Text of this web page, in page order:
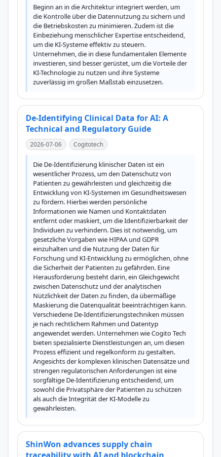
Beginn an in die Architektur integriert werden, um
die Kontrolle über die Datennutzung zu sichern und
die Betriebskosten zu minimieren. Zudem ist die
Einbeziehung menschlicher Expertise entscheidend,
um die KI-Systeme effektiv zu steuern.
Unternehmen, die in diese fundamentalen Elemente
investieren, sind besser gerüstet, um die Vorteile der
KI-Technologie zu nutzen und ihre Systeme
zuverlässig im großen Maßstab einzusetzen.
De-Identifying Clinical Data for AI: A
Technical and Regulatory Guide
2026-07-06 Cogitotech
Die De-Identifizierung klinischer Daten ist ein
wesentlicher Prozess, um den Datenschutz von
Patienten zu gewährleisten und gleichzeitig die
Entwicklung von KI-Systemen im Gesundheitswesen
zu fördern. Hierbei werden persönliche
Informationen wie Namen und Kontaktdaten
entfernt oder maskiert, um die Identifizierbarkeit der
Individuen zu verhindern. Dies ist notwendig, um
gesetzliche Vorgaben wie HIPAA und GDPR
einzuhalten und die Nutzung der Daten für
Forschung und KI-Entwicklung zu ermöglichen, ohne
die Sicherheit der Patienten zu gefährden. Eine
Herausforderung besteht darin, ein Gleichgewicht
zwischen Datenschutz und der analytischen
Nützlichkeit der Daten zu finden, da übermäßige
Maskierung die Datenqualität beeinträchtigen kann.
Verschiedene De-Identifizierungstechniken müssen
je nach rechtlichem Rahmen und Datentyp
angewendet werden. Unternehmen wie Cogito Tech
bieten spezialisierte Dienstleistungen an, um diesen
Prozess effizient und regelkonform zu gestalten.
Angesichts der komplexen klinischen Datensätze und
strengen regulatorischen Anforderungen ist eine
sorgfältige De-Identifizierung entscheidend, um
sowohl die Privatsphäre der Patienten zu schützen
als auch die Integrität der KI-Modelle zu
gewährleisten.
ShinWon advances supply chain